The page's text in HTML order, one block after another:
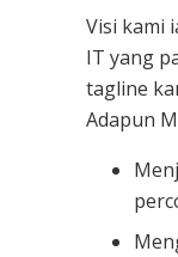
Visi kami
IT yang
tagline
Adapun